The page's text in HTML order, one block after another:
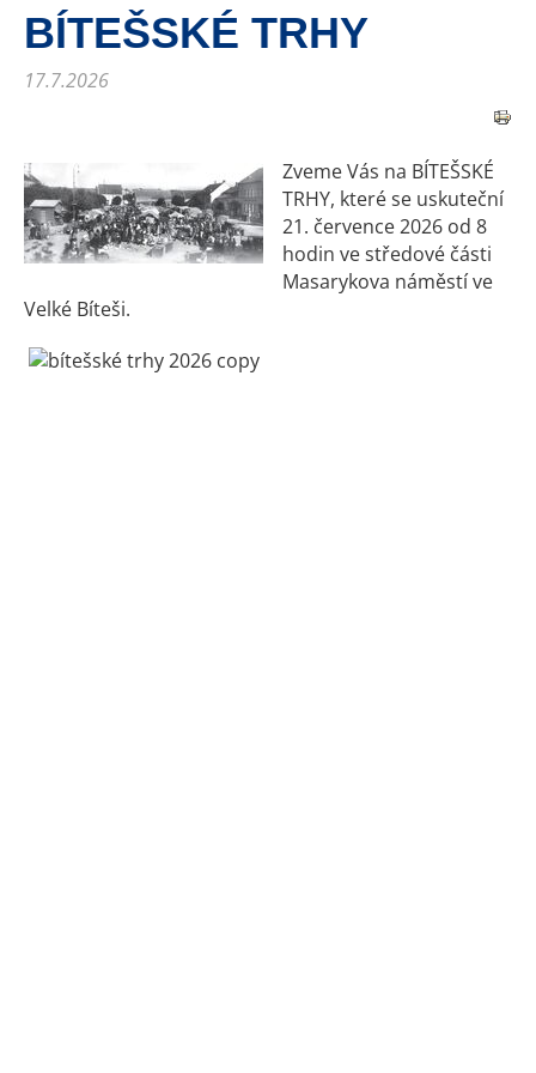
BÍTEŠSKÉ TRHY
17.7.2026
Zveme Vás na BÍTEŠSKÉ
TRHY, které se uskuteční
21. července 2026 od 8
hodin ve středové části
Masarykova náměstí ve
Velké Bíteši.